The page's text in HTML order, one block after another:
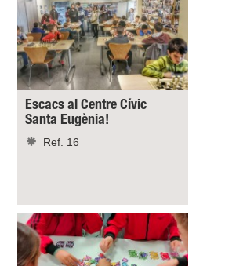
Escacs al Centre Cívic
Santa Eugènia!
Ref. 16